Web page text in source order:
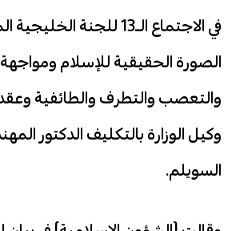
في الاجتماع الـ13 للجنة
الصورة الحقيقية للإسلام
والتعصب والتطرف والطائفية
وكيل الوزارة بالتكليف الدكتور
السويلم.